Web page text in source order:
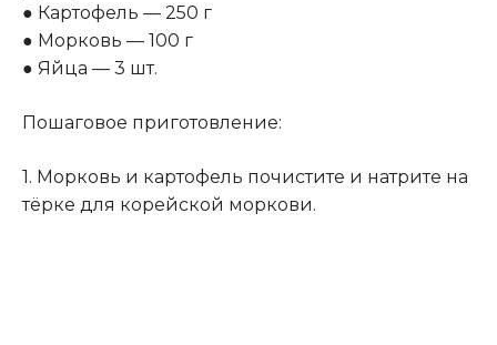
● Картофель — 250 г
● Морковь — 100 г
● Яйца — 3 шт.
Пошаговое приготовление:
1. Морковь и картофель почистите и натрите на
тёрке для корейской моркови.